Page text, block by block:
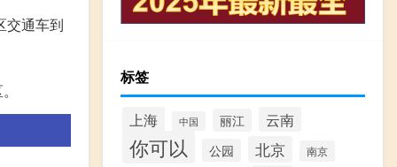
交通车到
标签
上海 中国 丽江 云南
你可以 公园 北京
南京